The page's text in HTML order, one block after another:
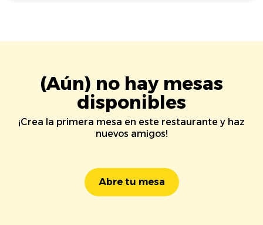
(Aún) no hay mesas
disponibles
¡Crea la primera mesa en este restaurante y haz
nuevos amigos!
Abre tu mesa